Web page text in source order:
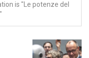
is "Le potenze del